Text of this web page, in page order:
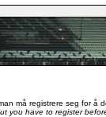
må registrere seg for å
you have to register